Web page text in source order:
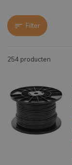
Filter
254 producten